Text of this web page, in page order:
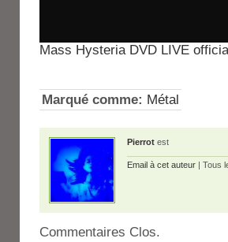
Mass Hysteria DVD LIVE
Marqué comme: Métal
Pierrot est
Email à cet auteur | Tous
Commentaires Clos.